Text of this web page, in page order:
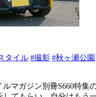
タイル #撮影 #秋ヶ瀬公園
マガジン別冊S660特集